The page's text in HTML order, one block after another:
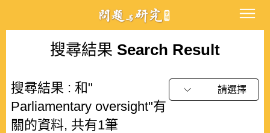
搜尋結果 Search Result
搜尋結果 : 和"
Parliamentary oversight"有
關的資料, 共有1筆
請選擇